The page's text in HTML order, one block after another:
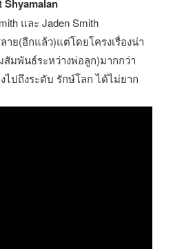
Shyamalan
และ Jaden Smith
ย(อีกแล้ว)แต่โดยโครงเรื่องน่า
มพันธ์ระหว่างพ่อลูก)มากกว่า
ไปถึงระดับ รักษ์โลก ได้ไม่ยาก